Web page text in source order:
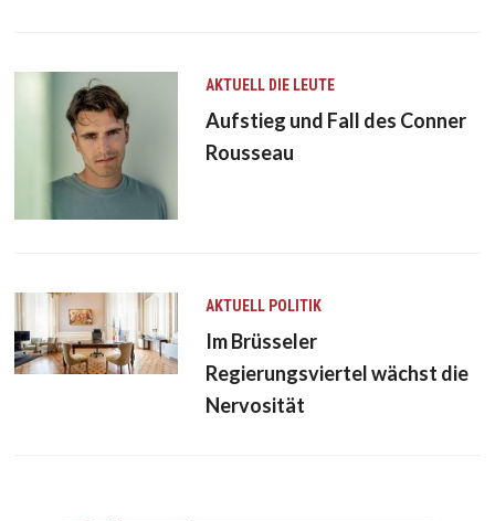
AKTUELL DIE LEUTE
Aufstieg und Fall des Conner
Rousseau
AKTUELL POLITIK
Im Brüsseler
Regierungsviertel wächst die
Nervosität